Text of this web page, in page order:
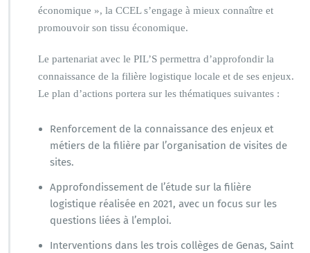
économique », la CCEL s’engage à mieux connaître et
promouvoir son tissu économique.
Le partenariat avec le PIL’S permettra d’approfondir la
connaissance de la filière logistique locale et de ses enjeux.
Le plan d’actions portera sur les thématiques suivantes :
Renforcement de la connaissance des enjeux et
métiers de la filière par l’organisation de visites de
sites.
Approfondissement de l’étude sur la filière
logistique réalisée en 2021, avec un focus sur les
questions liées à l’emploi.
Interventions dans les trois collèges de Genas, Saint